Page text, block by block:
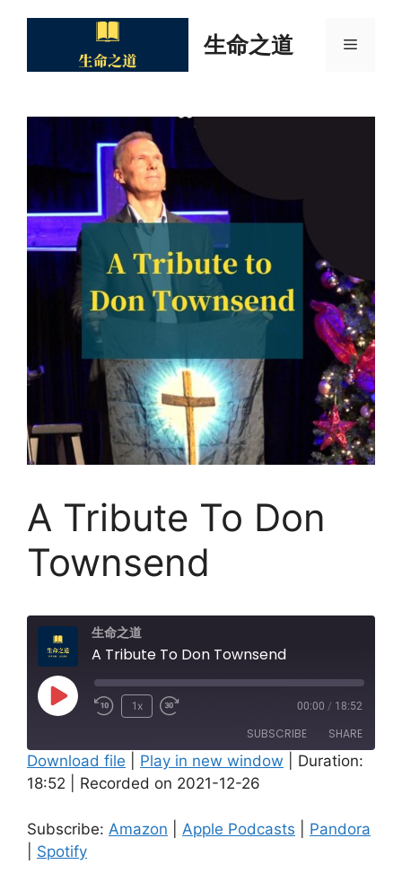
生命之道 Menu
A Tribute To Don
Townsend
生命之道
A Tribute To Don Townsend
Play
1x 00:00 / 18:52
SUBSCRIBE SHARE
Amazon Apple Podcasts
RSS FEED
SHARE
LINK
EMBED
Download file Play in new window
Duration:
18:52
Recorded on 2021-12-26
Subscribe: Amazon Apple Podcasts
Pandora
Spotify